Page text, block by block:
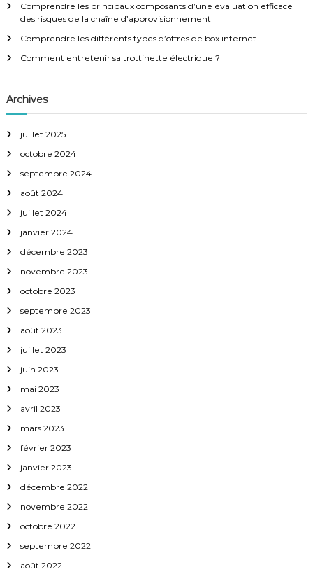
i
o
d
e
l
’
a
r
t
i
c
l
e
:
Comprendre les principaux composants d’une évaluation efficace
des risques de la chaîne d’approvisionnement
Comprendre les différents types d’offres de box internet
Comment entretenir sa trottinette électrique ?
Archives
juillet 2025
octobre 2024
septembre 2024
août 2024
juillet 2024
janvier 2024
décembre 2023
novembre 2023
octobre 2023
septembre 2023
août 2023
juillet 2023
juin 2023
mai 2023
avril 2023
mars 2023
février 2023
janvier 2023
décembre 2022
novembre 2022
octobre 2022
septembre 2022
août 2022